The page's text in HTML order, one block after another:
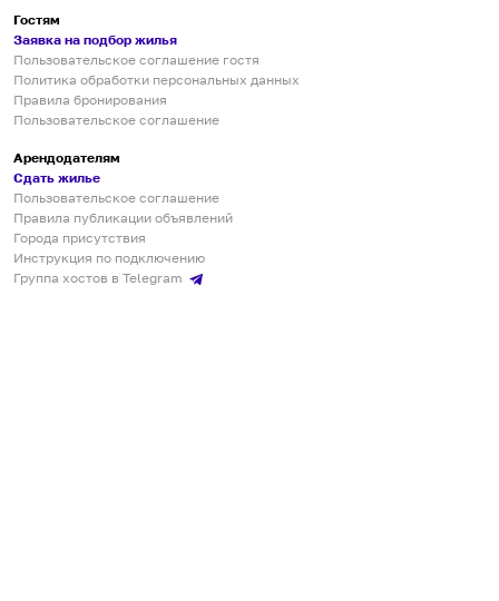
Гостям
Заявка на подбор жилья
Пользовательское соглашение гостя
Политика обработки персональных данных
Правила бронирования
Пользовательское соглашение
Арендодателям
Сдать жилье
Пользовательское соглашение
Правила публикации объявлений
Города присутствия
Инструкция по подключению
Группа хостов в Telegram